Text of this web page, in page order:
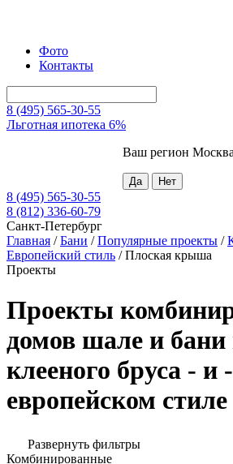
Фото
Контакты
8 (495) 565-30-55
Льготная ипотека 6%
Ваш регион Москва
8 (495) 565-30-55
8 (812) 336-60-79
Санкт-Петербург
Главная /Бани /Популярные проекты /
Европейский стиль /Плоская крыша
Проекты
Проекты
домов шале и бани
клееного бруса - и
европейском стиле
Развернуть фильтры
Комбинированные